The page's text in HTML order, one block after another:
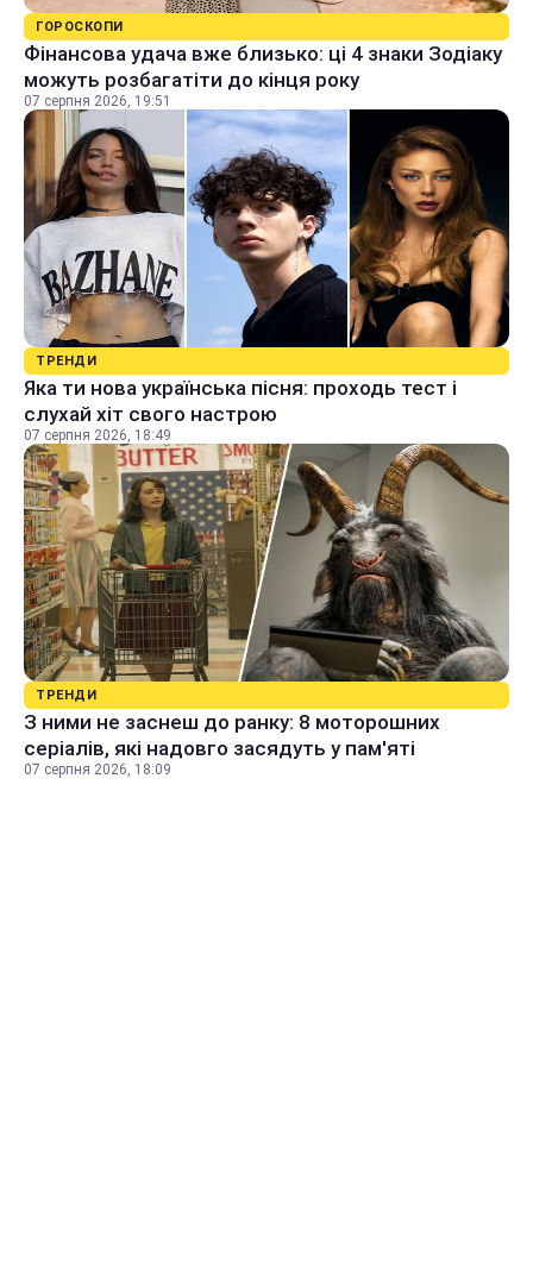
ГОРОСКОПИ
Фінансова удача вже близько: ці 4 знаки Зодіаку
можуть розбагатіти до кінця року
07 серпня 2026, 19:51
ТРЕНДИ
Яка ти нова українська пісня: проходь тест і
слухай хіт свого настрою
07 серпня 2026, 18:49
ТРЕНДИ
З ними не заснеш до ранку: 8 моторошних
серіалів, які надовго засядуть у пам'яті
07 серпня 2026, 18:09